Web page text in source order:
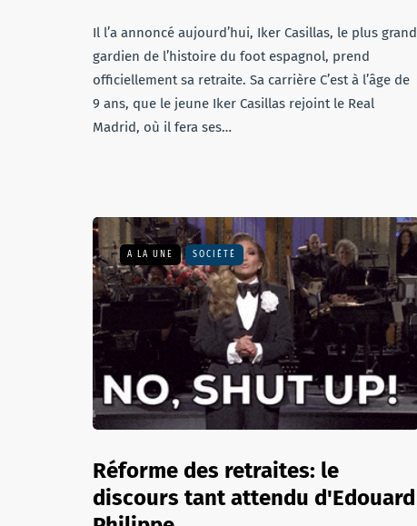
Il l’a annoncé aujourd’hui, Iker Casillas, le plus grand
gardien de l’histoire du foot espagnol, prend
officiellement sa retraite. Sa carrière C’est à l’âge de
9 ans, que le jeune Iker Casillas rejoint le Real
Madrid, où il fera ses…
A LA UNE SOCIÉTÉ
Réforme des retraites: le
discours tant attendu d'Edouard